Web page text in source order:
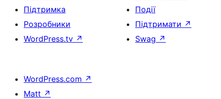
Підтримка
Розробники
WordPress.tv ↗
Події
Підтримати ↗
Swag ↗
WordPress.com ↗
Matt ↗